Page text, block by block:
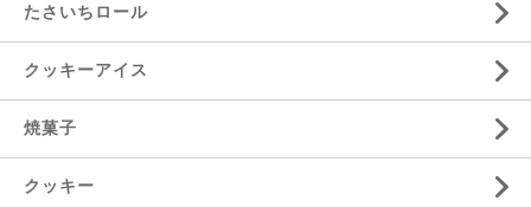
たさいちロール
クッキーアイス
焼菓子
クッキー